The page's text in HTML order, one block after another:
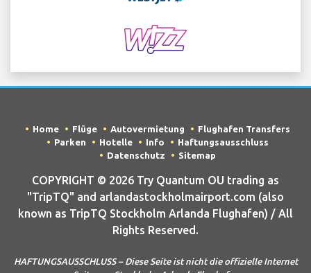
Home Flüge Autovermietung
Flughafen Transfers
Parken
Hotelle Info
Haftungsausschluss
Datenschutz
Sitemap
COPYRIGHT © 2026 Try Quantum OU trading as
"TripTQ" and arlandastockholmairport.com (also
known as TripTQ Stockholm Arlanda Flughafen) / All
Rights Reserved.
HAFTUNGSAUSSCHLUSS – Diese Seite ist nicht die offizielle Internet